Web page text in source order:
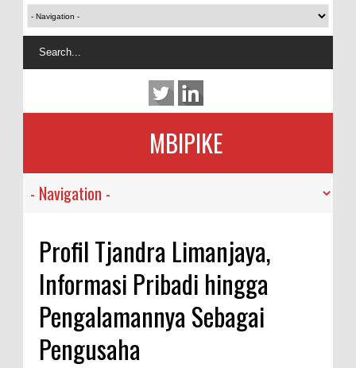
MBIPIKE
Profil Tjandra Limanjaya,
Informasi Pribadi hingga
Pengalamannya Sebagai
Pengusaha